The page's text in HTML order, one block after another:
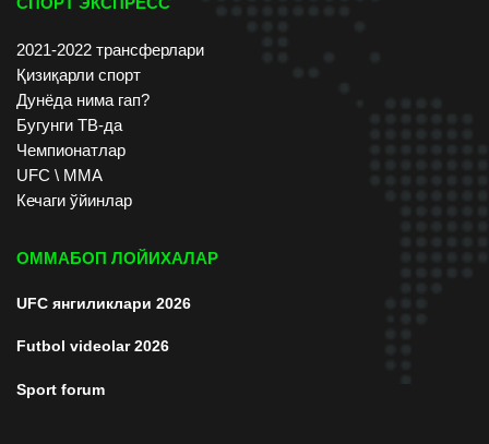
2021-2022 трансферлари
Қизиқарли спорт
Дунёда нима гап?
Бугунги ТВ-да
Чемпионатлар
UFC \ ММА
Кечаги ўйинлар
ОММАБОП ЛОЙИХАЛАР
UFC янгиликлари 2026
Futbol videolar 2026
Sport forum